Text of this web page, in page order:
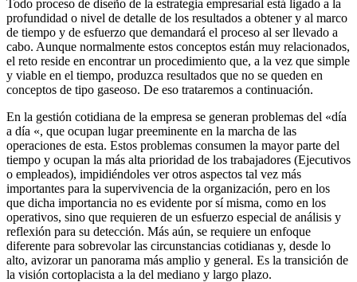
Todo proceso de diseño de la estrategia empresarial está ligado a la
profundidad o nivel de detalle de los resultados a obtener y al marco
de tiempo y de esfuerzo que demandará el proceso al ser llevado a
cabo. Aunque normalmente estos conceptos están muy relacionados,
el reto reside en encontrar un procedimiento que, a la vez que simple
y viable en el tiempo, produzca resultados que no se queden en
conceptos de tipo gaseoso. De eso trataremos a continuación.
En la gestión cotidiana de la empresa se generan problemas del «día
a día «, que ocupan lugar preeminente en la marcha de las
operaciones de esta. Estos problemas consumen la mayor parte del
tiempo y ocupan la más alta prioridad de los trabajadores (Ejecutivos
o empleados), impidiéndoles ver otros aspectos tal vez más
importantes para la supervivencia de la organización, pero en los
que dicha importancia no es evidente por sí misma, como en los
operativos, sino que requieren de un esfuerzo especial de análisis y
reflexión para su detección. Más aún, se requiere un enfoque
diferente para sobrevolar las circunstancias cotidianas y, desde lo
alto, avizorar un panorama más amplio y general. Es la transición de
la visión cortoplacista a la del mediano y largo plazo.